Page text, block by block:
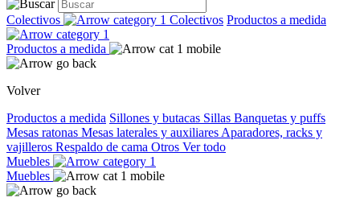
Colectivos Colectivos Productos a medida
Productos a medida
Volver
Productos a medida Sillones y butacas Sillas Banquetas y puffs
Mesas ratonas Mesas laterales y auxiliares Aparadores, racks y
vajilleros Respaldo de cama Otros Ver todo
Muebles
Muebles